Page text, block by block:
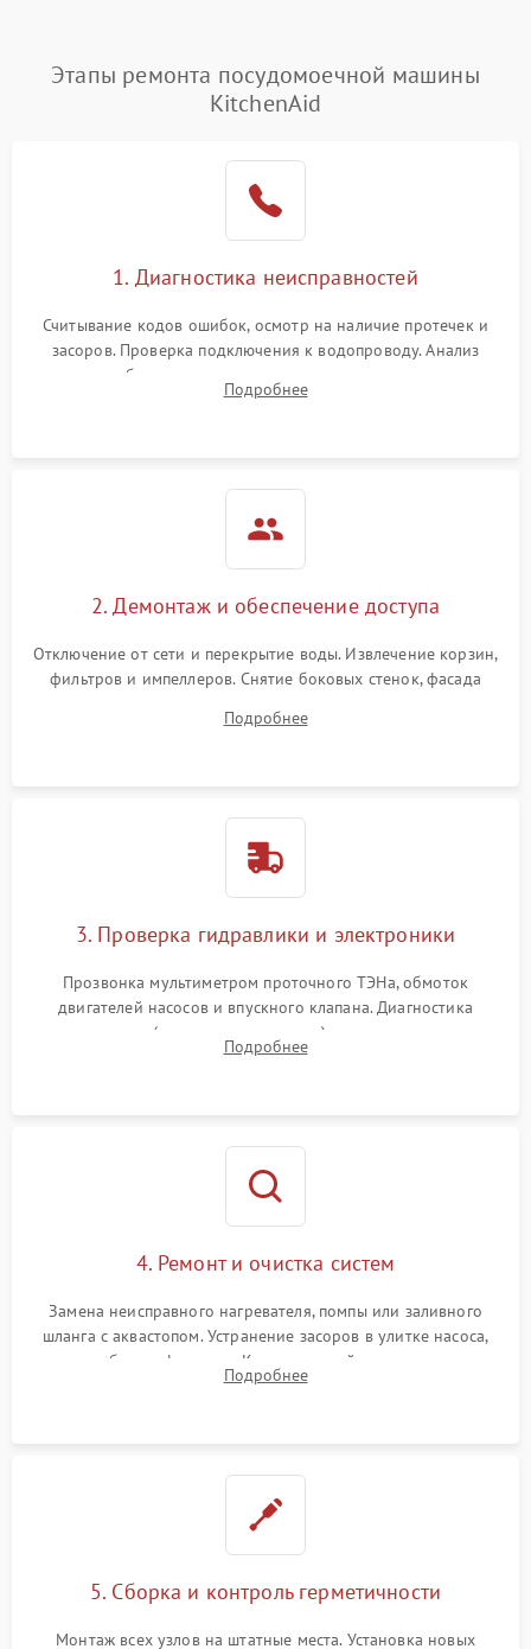
Проблемы с набором
воды
1800 ₽ Подробнее →
1700 ₽
циркуляционным насосом
2100 ₽ Подробнее →
Этапы ремонта посудомоечной машины
KitchenAid
1. Диагностика неисправностей
Считывание кодов ошибок, осмотр на наличие протечек и
засоров. Проверка подключения к водопроводу. Анализ
жалоб на отсутствие слива, нагрева, вращения
разбрызгивателей или срабатывание системы защиты
Подробнее
2. Демонтаж и обеспечение доступа
Отключение от сети и перекрытие воды. Извлечение корзин,
фильтров и импеллеров. Снятие боковых стенок, фасада
циркуляционному насосу, ТЭНу и сливной помпе.
Подробнее
3. Проверка гидравлики и электроники
Прозвонка мультиметром проточного ТЭНа, обмоток
двигателей насосов и впускного клапана. Диагностика
прессостата (датчика уровня воды), датчика мутности,
концевика дверцы и электронного модуля управления.
Подробнее
4. Ремонт и очистка систем
Замена неисправного нагревателя, помпы или заливного
шланга с аквастопом. Устранение засоров в улитке насоса,
патрубках и фильтрах. Компонентный ремонт платы
управления, восстановление поврежденной проводки.
Подробнее
5. Сборка и контроль герметичности
Монтаж всех узлов на штатные места. Установка новых